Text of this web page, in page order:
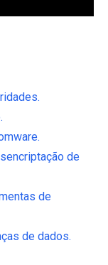
de
de
de dados.